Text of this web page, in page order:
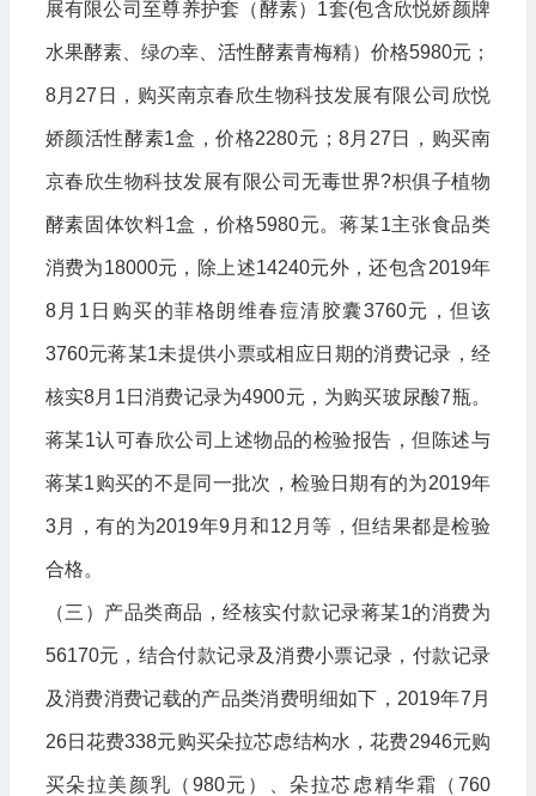
展有限公司至尊养护套（酵素）1套(包含欣悦娇颜牌
水果酵素、绿の幸、活性酵素青梅精）价格5980元；
8月27日，购买南京春欣生物科技发展有限公司欣悦
娇颜活性酵素1盒，价格2280元；8月27日，购买南
京春欣生物科技发展有限公司无毒世界?枳俱子植物
酵素固体饮料1盒，价格5980元。蒋某1主张食品类
消费为18000元，除上述14240元外，还包含2019年
8月1日购买的菲格朗维春痘清胶囊3760元，但该
3760元蒋某1未提供小票或相应日期的消费记录，经
核实8月1日消费记录为4900元，为购买玻尿酸7瓶。
蒋某1认可春欣公司上述物品的检验报告，但陈述与
蒋某1购买的不是同一批次，检验日期有的为2019年
3月，有的为2019年9月和12月等，但结果都是检验
合格。
（三）产品类商品，经核实付款记录蒋某1的消费为
56170元，结合付款记录及消费小票记录，付款记录
及消费消费记载的产品类消费明细如下，2019年7月
26日花费338元购买朵拉芯虑结构水，花费2946元购
买朵拉美颜乳（980元）、朵拉芯虑精华霜（760